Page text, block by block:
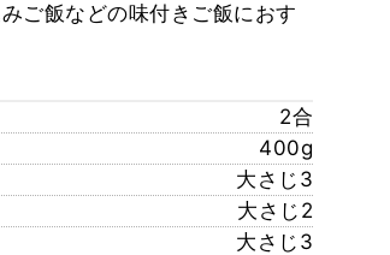
ご飯などの味付きご飯におす
2合
400g
大さじ3
大さじ2
大さじ3